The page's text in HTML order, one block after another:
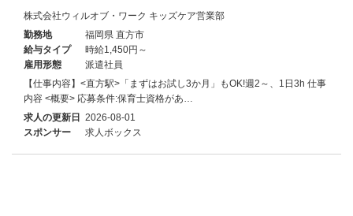
株式会社ウィルオブ・ワーク キッズケア営業部
勤務地
福岡県 直方市
給与タイプ
時給1,450円～
雇用形態
派遣社員
【仕事内容】<直方駅>「まずはお試し3か月」もOK!週2～、1日3h 仕事
内容 <概要> 応募条件:保育士資格があ…
求人の更新日 2026-08-01
スポンサー
求人ボックス